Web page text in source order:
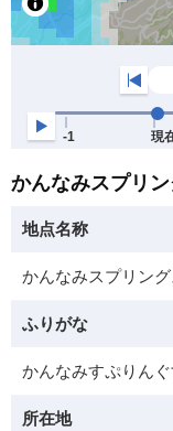
かんなみスプリ
地点名称
かんなみスプリン
ふりがな
かんなみすぷりん
所在地